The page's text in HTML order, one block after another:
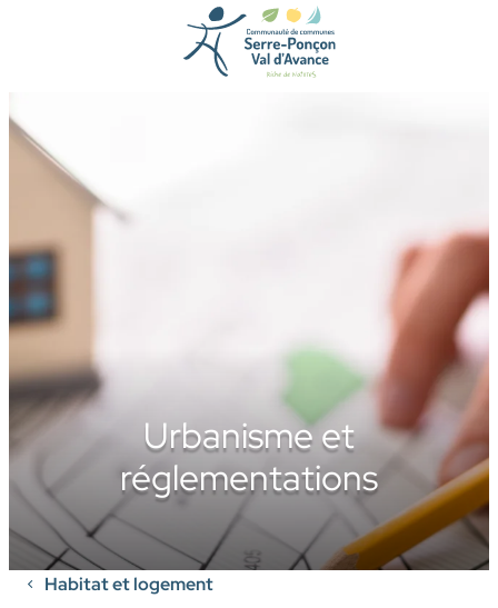
Urbanisme et
réglementations
Habitat et logement